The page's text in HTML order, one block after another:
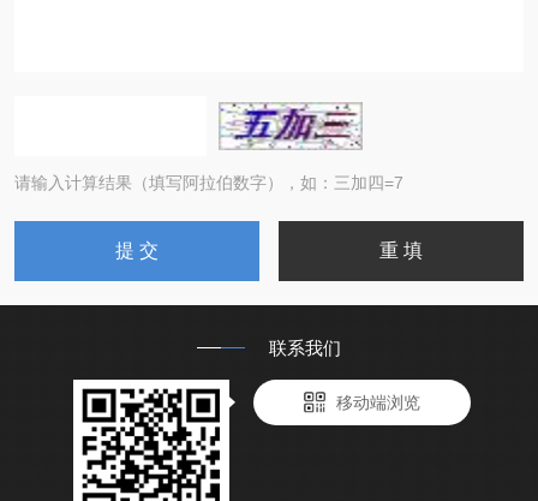
请输入计算结果（填写阿拉伯数字），如：三加四=7
联系我们
移动端浏览